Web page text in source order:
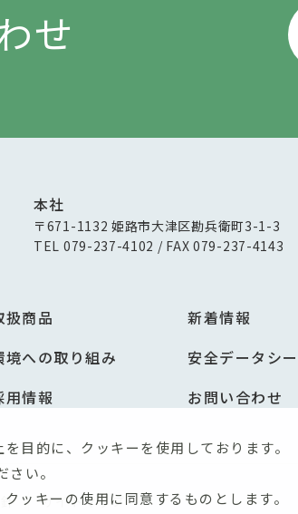
せ
本社
〒671-1132 姫路市大津区勘兵衛町3-1-3
TEL 079-237-4102 / FAX 079-237-4143
扱商品
境への取り組み
用情報
新着情報
安全データシ
お問い合わせ
サイトマップ
目的に、クッキーを使用しております。
さい。
ッキーの使用に同意するものとします。